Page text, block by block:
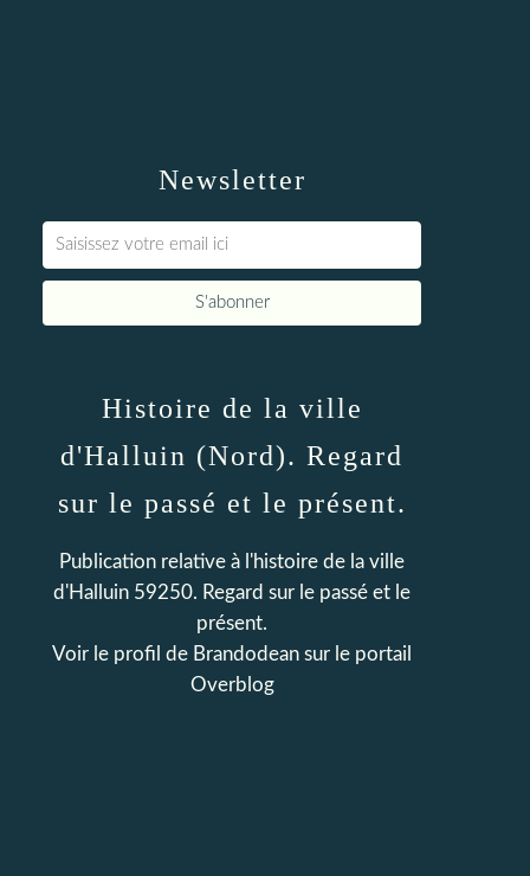
Newsletter
Histoire de la ville
d'Halluin (Nord). Regard
sur le passé et le présent.
Publication relative à l'histoire de la ville
d'Halluin 59250. Regard sur le passé et le
présent.
Voir le profil de Brandodean sur le portail
Overblog